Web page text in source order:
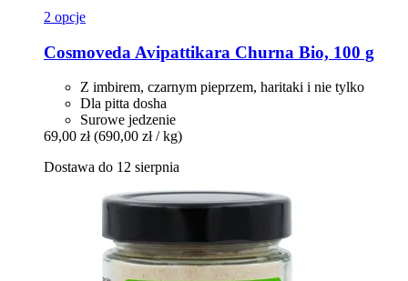
2 opcje
Cosmoveda Avipattikara Churna Bio, 100 g
Z imbirem, czarnym pieprzem, haritaki i nie tylko
Dla pitta dosha
Surowe jedzenie
69,00 zł (690,00 zł / kg)
Dostawa do 12 sierpnia